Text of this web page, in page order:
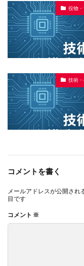
役物
技術
コメントを書く
メールアドレスが公開され
目です
コメント ※